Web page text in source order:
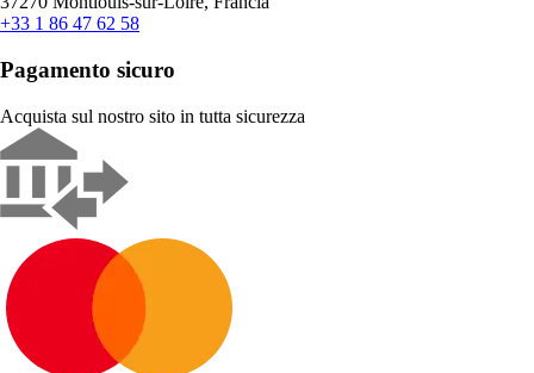
+33 1 86 47 62 58
Pagamento sicuro
Acquista sul nostro sito in tutta sicurezza